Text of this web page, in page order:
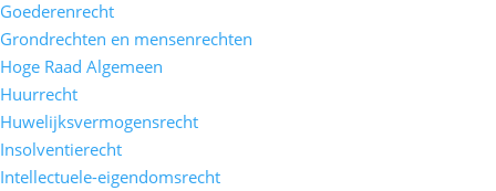
Goederenrecht
Grondrechten en mensenrechten
Hoge Raad Algemeen
Huurrecht
Huwelijksvermogensrecht
Insolventierecht
Intellectuele-eigendomsrecht